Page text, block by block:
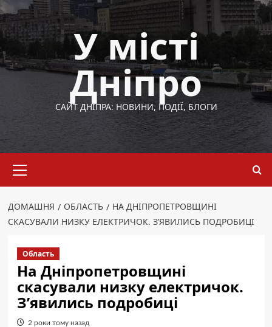
Перейти
до
вмісту
У місті
Дніпро
САЙТ ДНІПРА: НОВИНИ, ПОДІЇ, БЛОГИ
меню
ДОМАШНЯ ОБЛАСТЬ
НА ДНІПРОПЕТРОВЩИНІ
СКАСУВАЛИ НИЗКУ ЕЛЕКТРИЧОК. З’ЯВИЛИСЬ ПОДРОБИЦІ
Область
На Дніпропетровщині
скасували низку електричок.
З’явились подробиці
2 роки тому назад